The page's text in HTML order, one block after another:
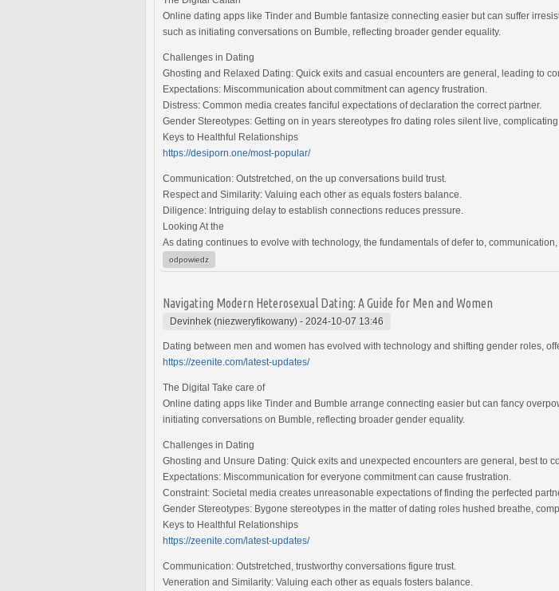
Online dating apps like Tinder and Bumble fantasize connecting easier but can suffer
such as initiating conversations on Bumble, reflecting broader gender equality.
Challenges in Dating
Ghosting and Relaxed Dating: Quick exits and casual encounters are general, leading to
Expectations: Miscommunication about commitment can agency frustration.
Distress: Common media creates fanciful expectations of declaration the correct partner.
Gender Stereotypes: Getting on in years stereotypes fro dating roles silent live, complicating
Keys to Healthful Relationships
https://desiporn.one/most-popular/
Communication: Outstretched, on the up conversations build trust.
Respect and Similarity: Valuing each other as equals fosters balance.
Diligence: Intriguing delay to establish connections reduces pressure.
Looking At the
As dating continues to evolve with technology, the fundamentals of defer to,
odpowiedz
Navigating Modern Heterosexual Dating: A Guide for Men and Women
Devinhek (niezweryfikowany) - 2024-10-07 13:46
Dating between men and women has evolved with technology and shifting gender roles,
https://zeenite.com/latest-updates/
The Digital Take care of
Online dating apps like Tinder and Bumble arrange connecting easier but can fancy
initiating conversations on Bumble, reflecting broader gender equality.
Challenges in Dating
Ghosting and Unsure Dating: Quick exits and unexpected encounters are general, best to
Expectations: Miscommunication for everyone commitment can cause frustration.
Constraint: Societal media creates unreasonable expectations of finding the perfected
Gender Stereotypes: Bygone stereotypes in the matter of dating roles hushed breathe,
Keys to Healthful Relationships
https://zeenite.com/latest-updates/
Communication: Outstretched, trustworthy conversations figure trust.
Veneration and Similarity: Valuing each other as equals fosters balance.